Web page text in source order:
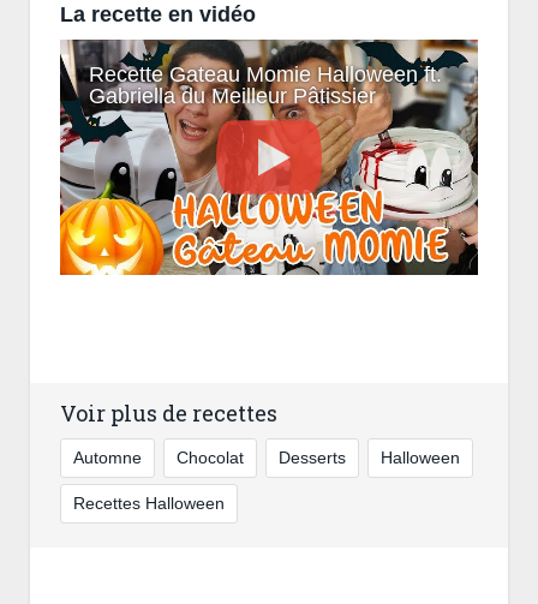
La recette en vidéo
Recette Gateau Momie Halloween ft.
Gabriella du Meilleur Pâtissier
Voir plus de recettes
Automne Chocolat Desserts Halloween
Recettes Halloween